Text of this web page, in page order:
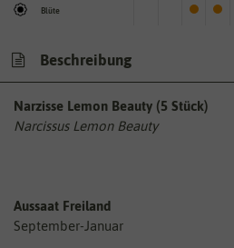
Blüte
Beschreibung
Narzisse Lemon Beauty (5 Stück)
Narcissus Lemon Beauty
Aussaat Freiland
September-Januar